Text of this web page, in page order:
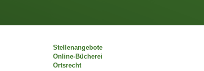
Stellenangebote
Online-Bücherei
Ortsrecht